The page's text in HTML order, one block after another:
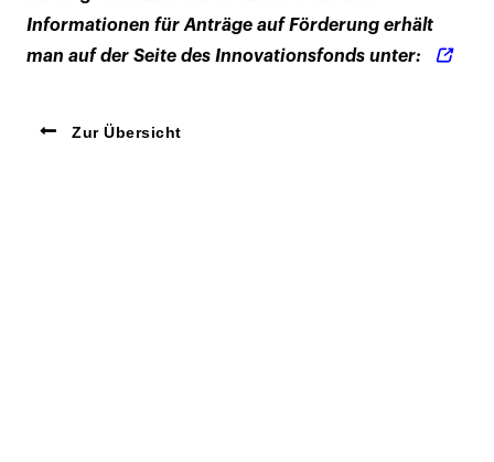
Informationen für Anträge auf Förderung erhält
man auf der Seite des Innovationsfonds unter:
Zur Übersicht